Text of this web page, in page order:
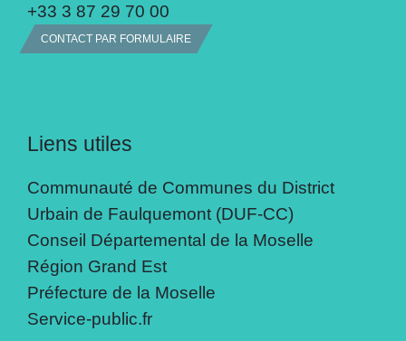
+33 3 87 29 70 00
CONTACT PAR FORMULAIRE
Liens utiles
Communauté de Communes du District
Urbain de Faulquemont (DUF-CC)
Conseil Départemental de la Moselle
Région Grand Est
Préfecture de la Moselle
Service-public.fr